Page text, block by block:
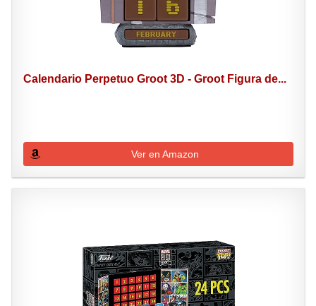
Calendario Perpetuo Groot 3D - Groot Figura de...
Ver en Amazon